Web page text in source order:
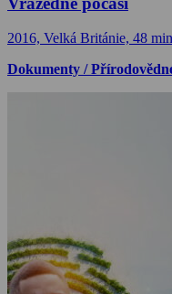
2016, Velká Británie, 48 min
Dokumenty /